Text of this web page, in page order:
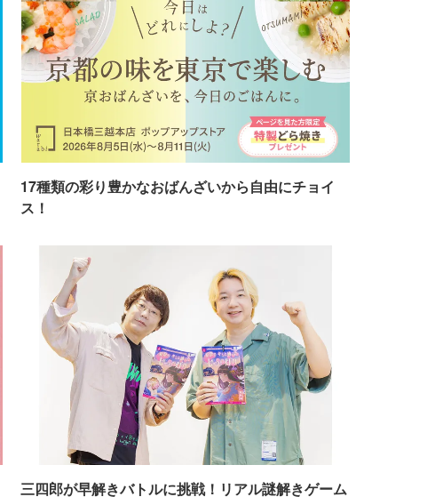
17種類の彩り豊かなおばんざいから自由にチョイ
ス！
三四郎が早解きバトルに挑戦！リアル謎解きゲーム